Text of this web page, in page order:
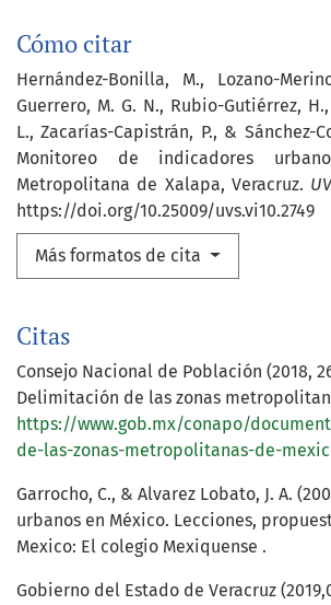
Cómo citar
Hernández-Bonilla, M., Lozano-
Guerrero, M. G. N., Rubio-Gutiérrez,
L., Zacarías-Capistrán, P., & Sánchez-
Monitoreo de indicadores
Metropolitana de Xalapa, Veracruz.
https://doi.org/10.25009/uvs.vi10.2749
Más formatos de cita
Citas
Consejo Nacional de Población (2018,
Delimitación de las zonas
https://www.gob.mx/conapo/
de-las-zonas-metropolitanas-de-
Garrocho, C., & Alvarez Lobato, J. A.
urbanos en México. Lecciones,
Mexico: El colegio Mexiquense .
Gobierno del Estado de Veracruz